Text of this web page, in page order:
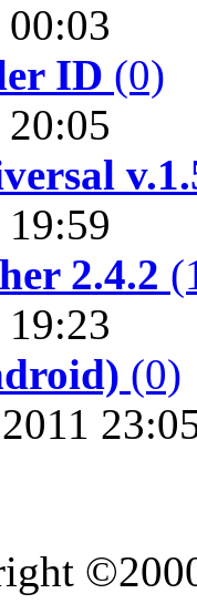
ID (0)
2.4.2
(0)